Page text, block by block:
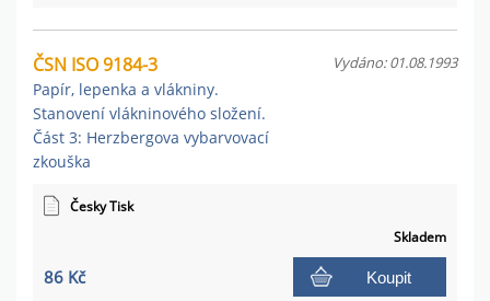
ČSN ISO 9184-3
Papír, lepenka a vlákniny.
Stanovení vlákninového složení.
Část 3: Herzbergova vybarvovací
zkouška
Vydáno: 01.08.1993
Česky Tisk
Skladem
86 Kč Koupit